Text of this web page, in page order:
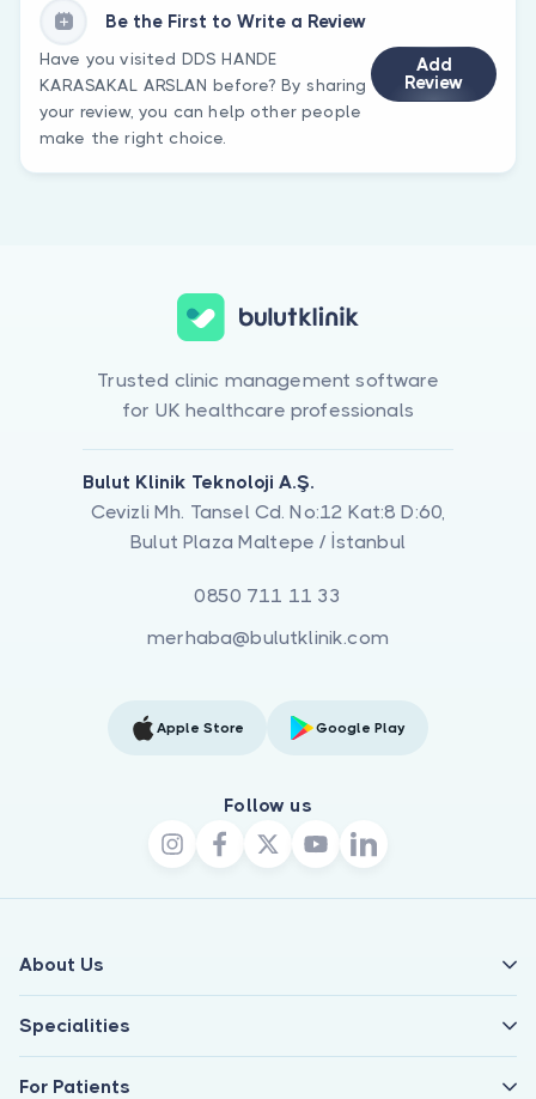
Be the First to Write a Review
Have you visited DDS HANDE
KARASAKAL ARSLAN before? By sharing
your review, you can help other people
make the right choice.
Add
Review
Trusted clinic management software
for UK healthcare professionals
Bulut Klinik Teknoloji A.Ş.
Cevizli Mh. Tansel Cd. No:12 Kat:8 D:60,
Bulut Plaza Maltepe / İstanbul
0850 711 11 33
merhaba@bulutklinik.com
Apple Store Google Play
Follow us
About Us
Specialities
For Patients